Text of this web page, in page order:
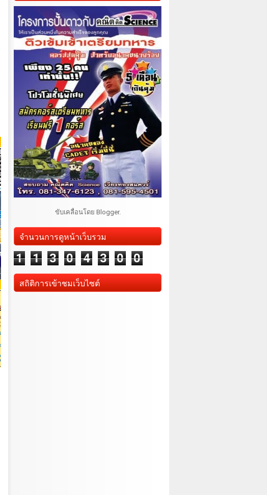
ขับเคลื่อนโดย Blogger.
จำนวนการดูหน้าเว็บรวม
1 1 3 0 4 3 0 0
สถิติการเข้าชมเว็บไซต์